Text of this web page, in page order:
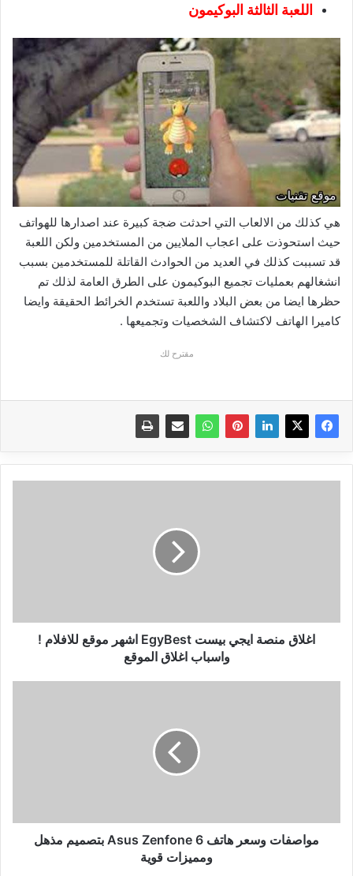
اللعبة الثالثة البوكيمون
هي كذلك من الالعاب التي احدثت ضجة كبيرة عند اصدارها للهواتف
حيث استحوذت على اعجاب الملايين من المستخدمين ولكن اللعبة
قد تسببت كذلك في العديد من الحوادث القاتلة للمستخدمين بسبب
انشغالهم بعمليات تجميع البوكيمون على الطرق العامة لذلك تم
حظرها ايضا من بعض البلاد واللعبة تستخدم الخرائط الحقيقة وايضا
كاميرا الهاتف لاكتشاف الشخصيات وتجميعها .
مقترح لك
!
واسباب
اغلاق منصة ايجي بيست EgyBest اشهر موقع للافلام !
واسباب اغلاق الموقع
ومميزات
مواصفات وسعر هاتف Asus Zenfone 6 بتصميم مذهل
ومميزات قوية